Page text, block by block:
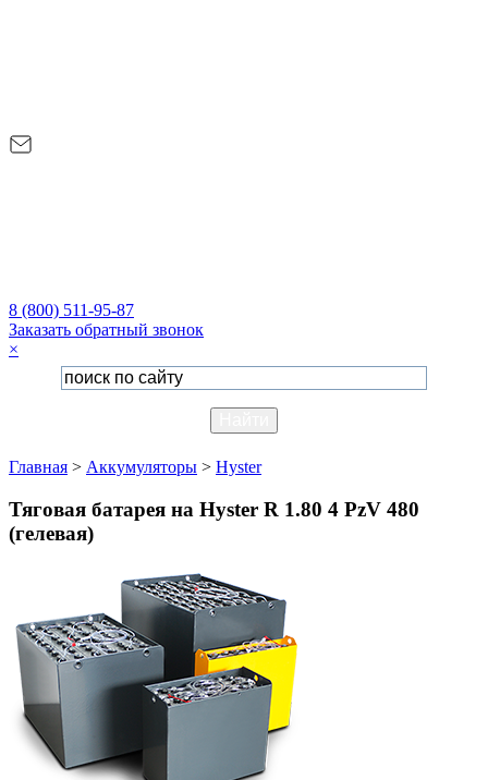
8 (800) 511-95-87
Заказать обратный звонок
×
Главная > Аккумуляторы > Hyster
Тяговая батарея на Hyster R 1.80 4 PzV 480
(гелевая)